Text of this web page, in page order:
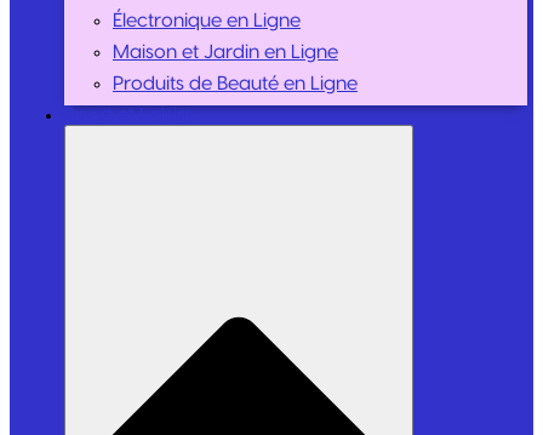
Électronique en Ligne
Maison et Jardin en Ligne
Produits de Beauté en Ligne
Sport et Loisirs